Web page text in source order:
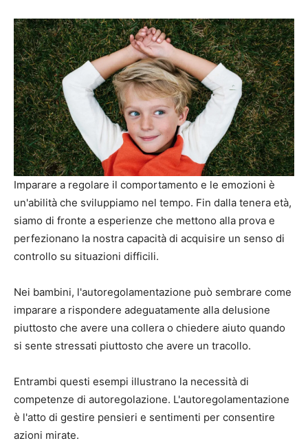
Imparare a regolare il comportamento e le emozioni è
un'abilità che sviluppiamo nel tempo. Fin dalla tenera età,
siamo di fronte a esperienze che mettono alla prova e
perfezionano la nostra capacità di acquisire un senso di
controllo su situazioni difficili.
Nei bambini, l'autoregolamentazione può sembrare come
imparare a rispondere adeguatamente alla delusione
piuttosto che avere una collera o chiedere aiuto quando
si sente stressati piuttosto che avere un tracollo.
Entrambi questi esempi illustrano la necessità di
competenze di autoregolazione. L'autoregolamentazione
è l'atto di gestire pensieri e sentimenti per consentire
azioni mirate.